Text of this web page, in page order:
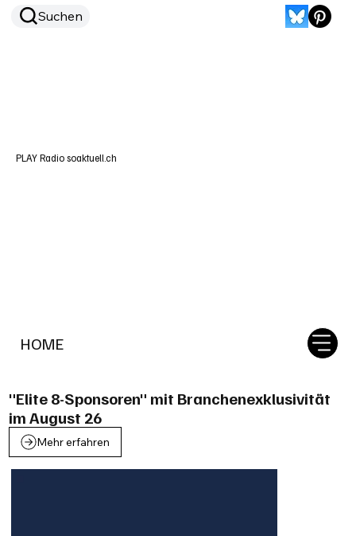
HOME
Suchen
PLAY Radio soaktuell.ch
"Elite 8-Sponsoren" mit Branchenexklusivität
im August 26
Mehr erfahren